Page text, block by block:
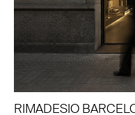
RIMADESIO